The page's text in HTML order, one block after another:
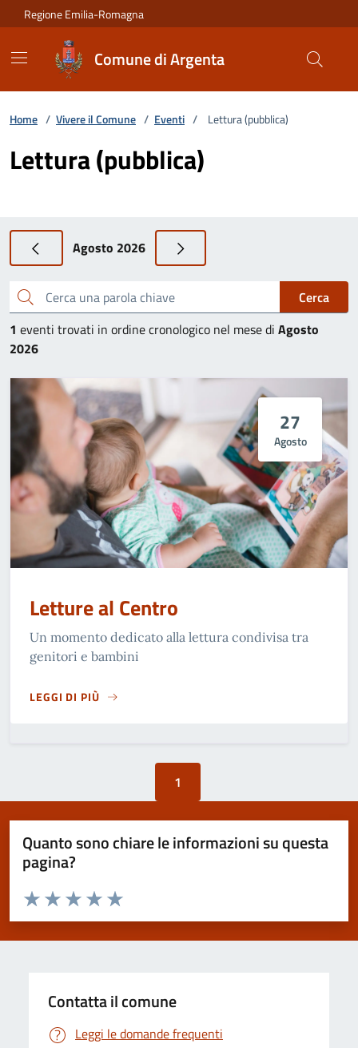
Vai ai contenuti
Vai al footer
Regione Emilia-Romagna
Comune di Argenta
Home / Vivere il Comune / Eventi / Lettura (pubblica)
Lettura (pubblica)
Agosto 2026
Cerca una parola chiave
Cerca
1 eventi trovati in ordine cronologico nel mese di Agosto
2026
27
Agosto
Letture al Centro
Un momento dedicato alla lettura condivisa tra
genitori e bambini
LEGGI DI PIÙ
LETTURE AL CENTRO
1
Quanto sono chiare le informazioni su questa
pagina?
Valuta da 1 a 5 stelle la pagina
Valuta 5 stelle su 5
Valuta 4 stelle su 5
Valuta 3 stelle su 5
Valuta 2 stelle su 5
Valuta 1 stelle su 5
Contatta il comune
Leggi le domande frequenti